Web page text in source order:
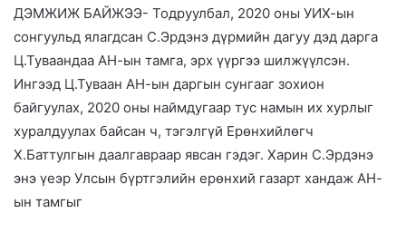
ДЭМЖИЖ БАЙЖЭЭ- Тодруулбал, 2020 оны УИХ-ын
сонгуульд ялагдсан С.Эрдэнэ дүрмийн дагуу дэд дарга
Ц.Туваандаа АН-ын тамга, эрх үүргээ шилжүүлсэн.
Ингээд Ц.Туваан АН-ын даргын сунгааг зохион
байгуулах, 2020 оны наймдугаар тус намын их хурлыг
хуралдуулах байсан ч, тэгэлгүй Ерөнхийлөгч
Х.Баттулгын даалгавраар явсан гэдэг. Харин С.Эрдэнэ
энэ үеэр Улсын бүртгэлийн ерөнхий газарт хандаж АН-
ын тамгыг